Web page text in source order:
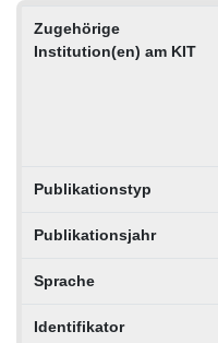
Zugehörige
Institution(en) am KIT
Publikationstyp
Publikationsjahr
Sprache
Identifikator